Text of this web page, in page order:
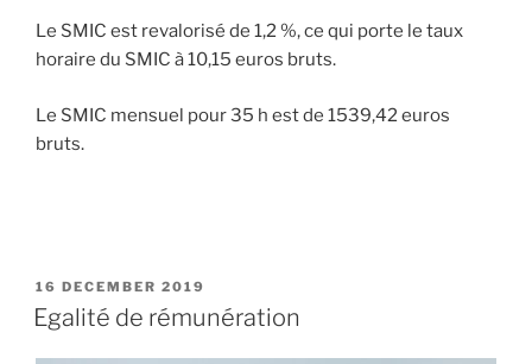
Le SMIC est revalorisé de 1,2 %, ce qui porte le taux
horaire du SMIC à 10,15 euros bruts.
Le SMIC mensuel pour 35 h est de 1539,42 euros
bruts.
POSTED
ON
16 DECEMBER 2019
Egalité de rémunération